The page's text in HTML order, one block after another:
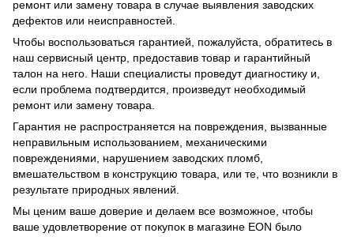
ремонт или замену товара в случае выявления заводских
дефектов или неисправностей.
Чтобы воспользоваться гарантией, пожалуйста, обратитесь в
наш сервисный центр, предоставив товар и гарантийный
талон на него. Наши специалисты проведут диагностику и,
если проблема подтвердится, произведут необходимый
ремонт или замену товара.
Гарантия не распространяется на повреждения, вызванные
неправильным использованием, механическими
повреждениями, нарушением заводских пломб,
вмешательством в конструкцию товара, или те, что возникли в
результате природных явлений.
Мы ценим ваше доверие и делаем все возможное, чтобы
ваше удовлетворение от покупок в магазине EON было